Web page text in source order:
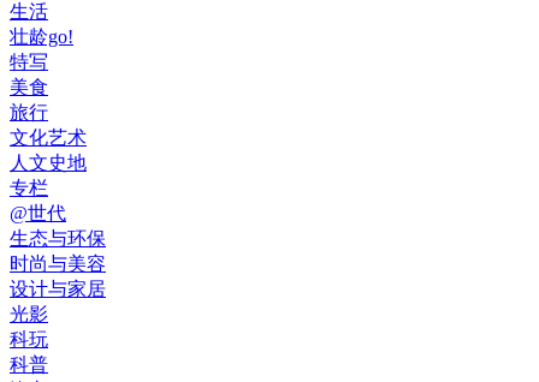
生活
壮龄go!
特写
美食
旅行
文化艺术
人文史地
专栏
@世代
生态与环保
时尚与美容
设计与家居
光影
科玩
科普